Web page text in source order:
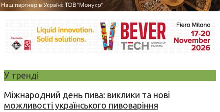
У тренді
Міжнародний день пива: виклики та нові
можливості українського пивоваріння